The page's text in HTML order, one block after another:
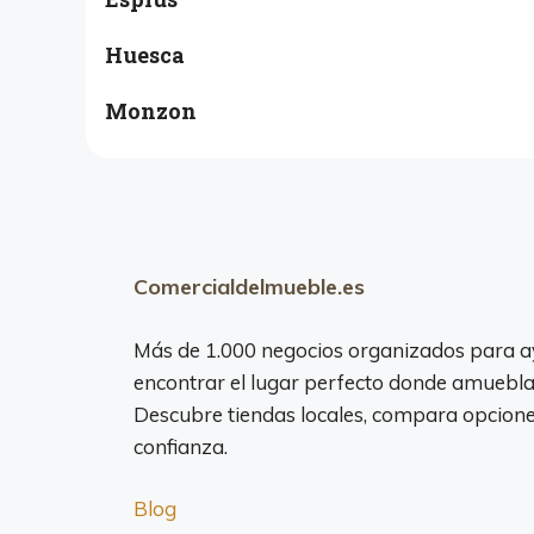
Huesca
Monzon
Comercialdelmueble.es
Más de 1.000 negocios organizados para
encontrar el lugar perfecto donde
Descubre tiendas locales, compara
confianza.
Blog